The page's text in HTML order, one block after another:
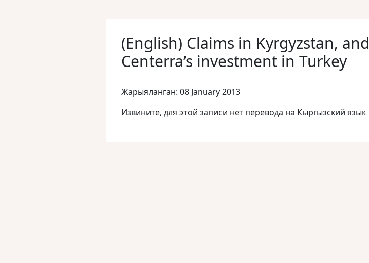
(English) Claims in Kyrgyzstan, and
Centerra’s investment in Turkey
Жарыяланган: 08 January 2013
Извините, для этой записи нет перевода на Кыргызский язык